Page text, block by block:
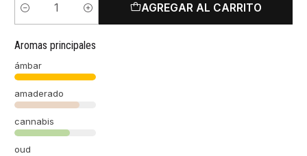
Cantidad
AGREGAR AL CARRITO
Aromas principales
ámbar
amaderado
cannabis
oud